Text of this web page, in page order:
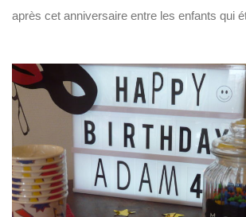
après cet anniversaire entre les enfants qui